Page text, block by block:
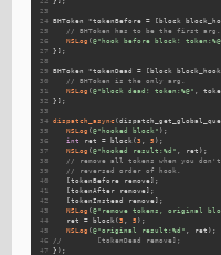
23
24
25
26
27
28
29
30
31
32
33
34
35
36
37
38
39
40
41
42
43
44
45
46
47
BHToken *tokenBefore = [block
// BHToken has to be the first arg.
NSLog (@"hook before block!
}];
BHToken *tokenDead = [block
// BHToken is the only arg.
NSLog (@"block dead! token:%@"
,
}];
dispatch_async
NSLog (@"hooked block" );
int
ret = block(3 , 5 );
NSLog (@"hooked result:%d"
, ret);
// remove all tokens when you don't
// reversed order of hook.
   [tokenBefore remove];
   [tokenAfter remove];
   [tokenInstead remove];
NSLog (@"remove tokens, original
   ret = block(
3 , 5 );
NSLog (@"original result:%d"
, ret);
//        [tokenDead remove];
});